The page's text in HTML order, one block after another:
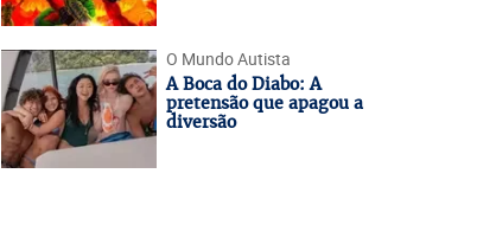
O Mundo Autista
A Boca do Diabo: A
pretensão que apagou a
diversão